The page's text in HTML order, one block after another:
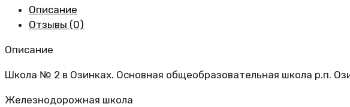
Описание
Отзывы (0)
Описание
Школа № 2 в Озинках. Основная общеобразовательная школа р.п.
Железнодорожная школа